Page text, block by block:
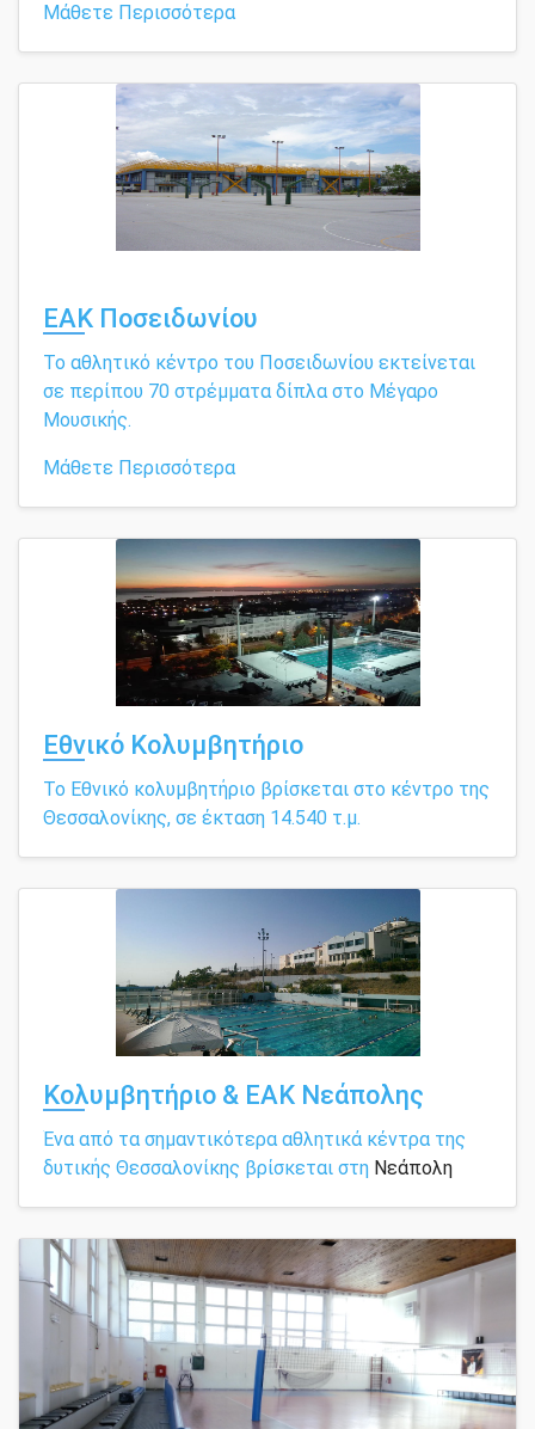
Μάθετε Περισσότερα
ΕΑΚ Ποσειδωνίου
Το αθλητικό κέντρο του Ποσειδωνίου εκτείνεται
σε περίπου 70 στρέμματα δίπλα στο Μέγαρο
Μουσικής.
Μάθετε Περισσότερα
Εθνικό Κολυμβητήριο
Το Εθνικό κολυμβητήριο βρίσκεται στο κέντρο της
Θεσσαλονίκης, σε έκταση 14.540 τ.μ.
Κολυμβητήριο & ΕΑΚ Νεάπολης
Ένα από τα σημαντικότερα αθλητικά κέντρα της
δυτικής Θεσσαλονίκης βρίσκεται στη Νεάπολη